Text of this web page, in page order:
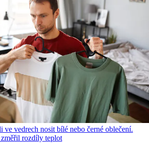
ve vedrech nosit bílé nebo černé oblečení.
změřil rozdíly teplot